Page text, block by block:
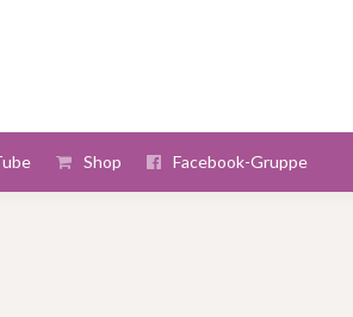
Shop Facebook-Gruppe